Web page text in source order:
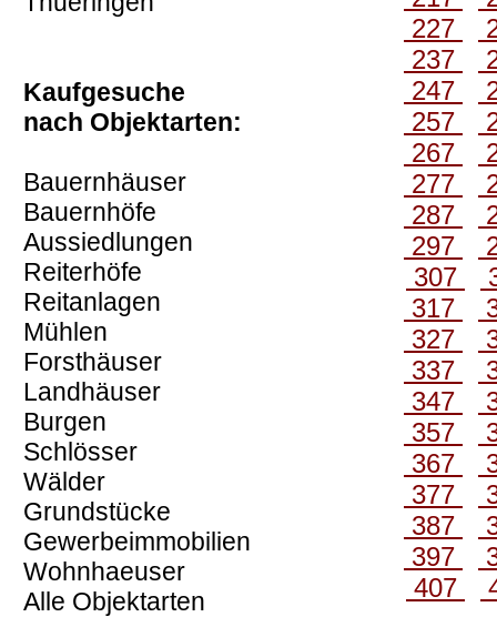
Kaufgesuche
nach Objektarten:
Bauernhäuser
Bauernhöfe
Aussiedlungen
Reiterhöfe
Reitanlagen
Mühlen
Forsthäuser
Landhäuser
Burgen
Schlösser
Wälder
Grundstücke
Gewerbeimmobilien
Wohnhaeuser
Alle Objektarten
227
237
247
257
267
277
287
297
307
317
327
337
347
357
367
377
387
397
407